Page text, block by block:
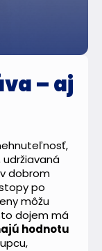
– aj
dobrom
po
môžu
dojem má
hodnotu